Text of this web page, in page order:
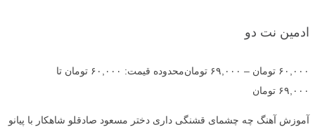
ادمین نت دو
۶۰,۰۰۰ تومان – ۶۹,۰۰۰ تومان
محدوده قیمت: ۶۰,۰۰۰ تومان تا
۶۹,۰۰۰ تومان
آموزش آهنگ چه چشمای قشنگی داری دختر مسعود صادقلو شاهکار با پیانو